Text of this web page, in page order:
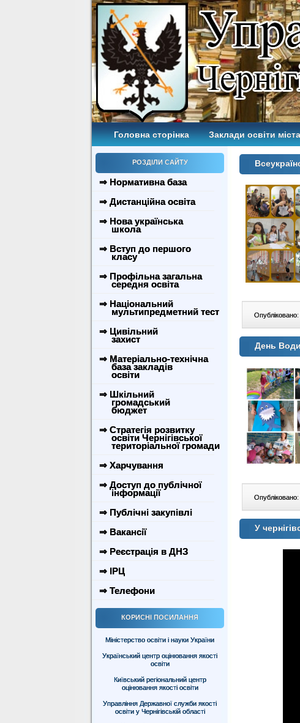
Головна сторінка Заклади освіти міста
РОЗДІЛИ САЙТУ
⇒ Нормативна база
⇒ Дистанційна освіта
⇒ Нова українська
школа
⇒ Вступ до першого
класу
⇒ Профільна загальна
середня освіта
⇒ Національний
мультипредметний тест
⇒ Цивільний
захист
⇒ Матеріально-технічна
база закладів
освіти
⇒ Шкільний
громадський
бюджет
⇒ Стратегія розвитку
освіти Чернігівської
територіальної громади
⇒ Харчування
⇒ Доступ до публічної
інформації
⇒ Публічні закупівлі
⇒ Вакансії
⇒ Реєстрація в ДНЗ
⇒ ІРЦ
⇒ Телефони
КОРИСНІ ПОСИЛАННЯ
Міністерство освіти і науки України
Український центр оцінювання якості
освіти
Київський регіональний центр
оцінювання якості освіти
Управління Державної служби якості
освіти у Чернігівській області
День
У